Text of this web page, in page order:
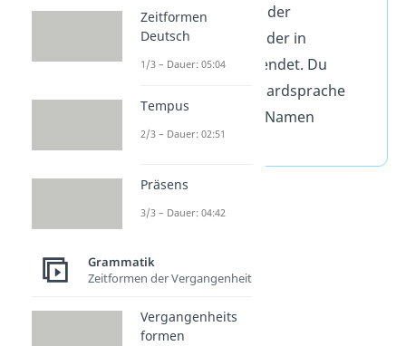
hauptsächlich in der
Schriftsprache
oder in
Vorträgenverwendet. Du
kennst die Standardsprache
auch unter dem Namen
„Hochdeutsch“
Zeitformen
Deutsch
1/3 – Dauer: 05:04
Tempus
2/3 – Dauer: 02:51
Präsens
3/3 – Dauer: 04:42
Grammatik
Zeitformen der Vergangenheit
Vergangenheits
formen